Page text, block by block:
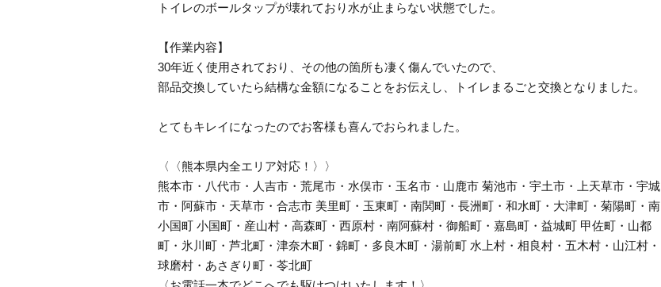
トイレのボールタップが壊れており水が止まらない状態でした。
【作業内容】
30年近く使用されており、その他の箇所も凄く傷んでいたので、
部品交換していたら結構な金額になることをお伝えし、トイレまるごと交換となりました。
とてもキレイになったのでお客様も喜んでおられました。
〈〈熊本県内全エリア対応！〉〉
熊本市・八代市・人吉市・荒尾市・水俣市・玉名市・山鹿市 菊池市・宇土市・上天草市・宇城
市・阿蘇市・天草市・合志市 美里町・玉東町・南関町・長洲町・和水町・大津町・菊陽町・南
小国町 小国町・産山村・高森町・西原村・南阿蘇村・御船町・嘉島町・益城町 甲佐町・山都
町・氷川町・芦北町・津奈木町・錦町・多良木町・湯前町 水上村・相良村・五木村・山江村・
球磨村・あさぎり町・苓北町